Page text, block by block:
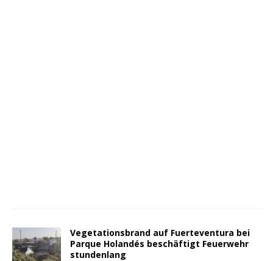
Vegetationsbrand auf Fuerteventura bei
Parque Holandés beschäftigt Feuerwehr
stundenlang